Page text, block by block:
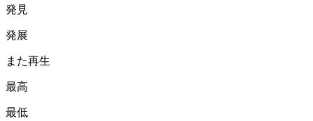
発見
発展
また再生
最高
最低